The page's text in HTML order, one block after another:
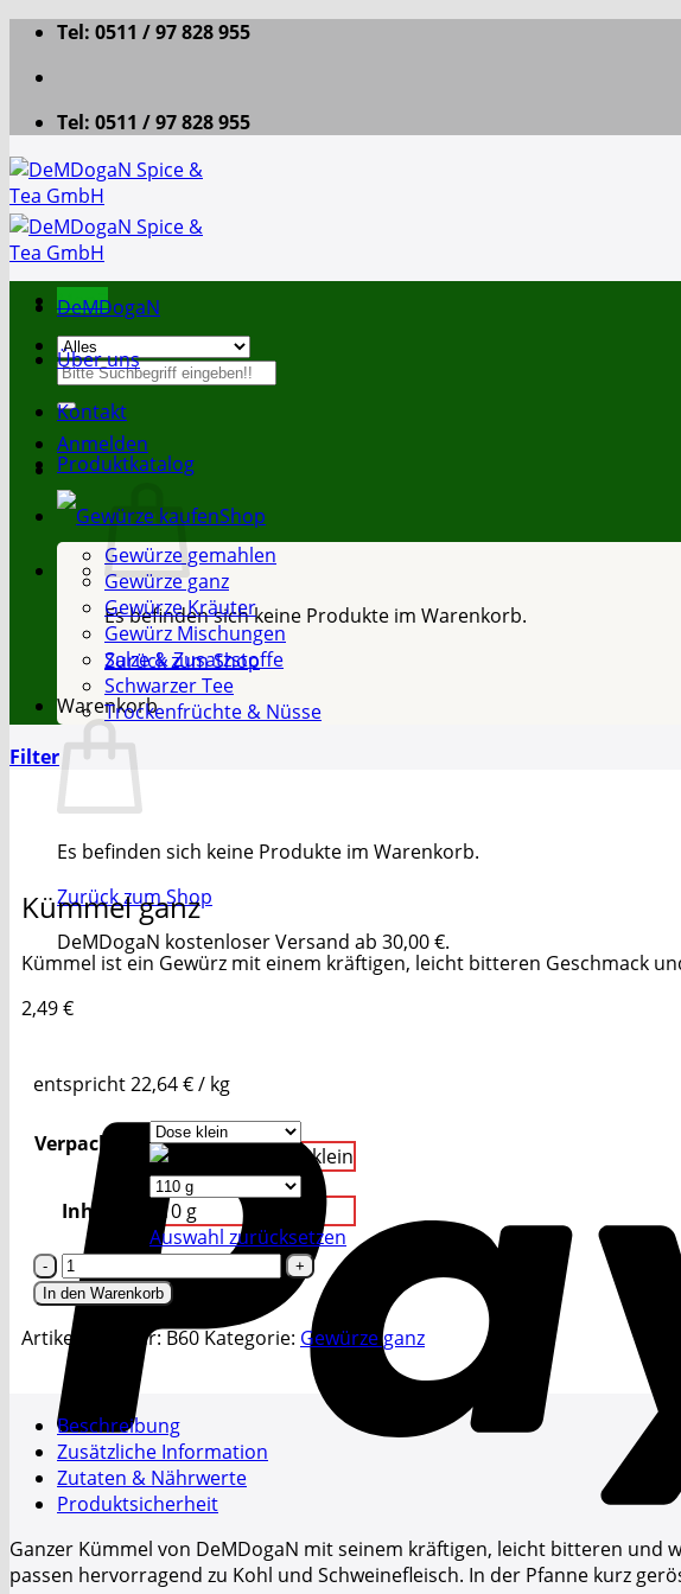
Zum
springen
Tel: 0511 / 97 828 955
Tel: 0511 / 97 828 955
Menü
Suche
nach:
Anmelden
Es befinden sich keine Produkte im Warenkorb.
Zurück zum Shop
Warenkorb
Es befinden sich keine Produkte im Warenkorb.
Zurück zum Shop
DeMDogaN kostenloser Versand ab 30,00 €.
DeMDogaN
Über uns
Kontakt
Produktkatalog
Shop
Gewürze gemahlen
Gewürze ganz
Gewürze Kräuter
Gewürz Mischungen
Salze & Zusatzstoffe
Schwarzer Tee
Trockenfrüchte & Nüsse
Filter
Kümmel ganz
Kümmel ist ein Gewürz mit einem kräftigen, leicht bitteren Geschmack
2,49€
entspricht22,64€/ kg
Verpackung Dose klein
Inhalt
110 g
Auswahl zurücksetzen
Kümmel
ganz
Menge
In den Warenkorb
Artikelnummer:B60Kategorie: Gewürze ganz
Beschreibung
Zusätzliche Information
Zutaten & Nährwerte
Produktsicherheit
Ganzer Kümmel von DeMDogaN mit seinem kräftigen, leicht bitteren und
passen hervorragend zu Kohl und Schweinefleisch. In der Pfanne kurz